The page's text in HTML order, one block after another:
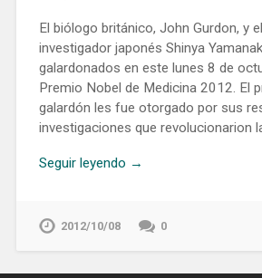
El biólogo británico, John Gurdon, y
investigador japonés Shinya
galardonados en este lunes 8 de
Premio Nobel de Medicina 2012. El
galardón les fue otorgado por sus
investigaciones que revolucionarion
Seguir leyendo →
2012/10/08 0